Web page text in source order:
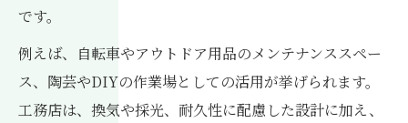
です。
例えば、自転車やアウトドア用品のメンテナンススペー
ス、陶芸やDIYの作業場としての活用が挙げられます。
工務店は、換気や採光、耐久性に配慮した設計に加え、